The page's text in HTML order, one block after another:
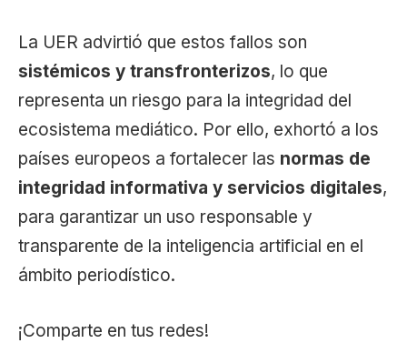
La UER advirtió que estos fallos son
sistémicos y transfronterizos, lo que
representa un riesgo para la integridad del
ecosistema mediático. Por ello, exhortó a los
países europeos a fortalecer las normas de
integridad informativa y servicios digitales,
para garantizar un uso responsable y
transparente de la inteligencia artificial en el
ámbito periodístico.
¡Comparte en tus redes!